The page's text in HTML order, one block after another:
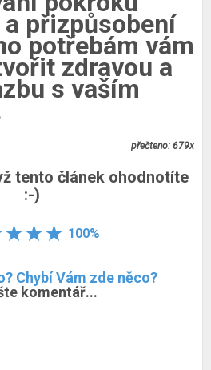
přizpůsobení
potřebám vám
zdravou a
s vaším
přečteno: 679x
tento článek ohodnotíte
:-)
100%
Chybí Vám zde něco?
komentář...